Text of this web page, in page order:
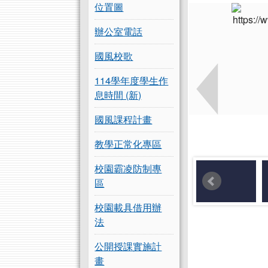
位置圖
辦公室電話
國風校歌
114學年度學生作
息時間 (新)
國風課程計畫
教學正常化專區
校園霸凌防制專
區
校園載具借用辦
法
公開授課實施計
畫